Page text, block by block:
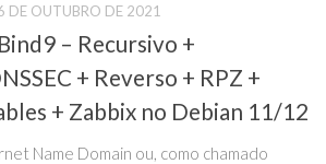
DE OUTUBRO DE 2021
– Recursivo +
+ Reverso + RPZ +
+ Zabbix no Debian 11/12
Name Domain ou, como chamado